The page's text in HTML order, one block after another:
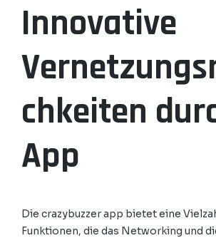
Innovative
chkeiten
App
Die crazybuzzer app bietet eine
Funktionen, die das Networking und